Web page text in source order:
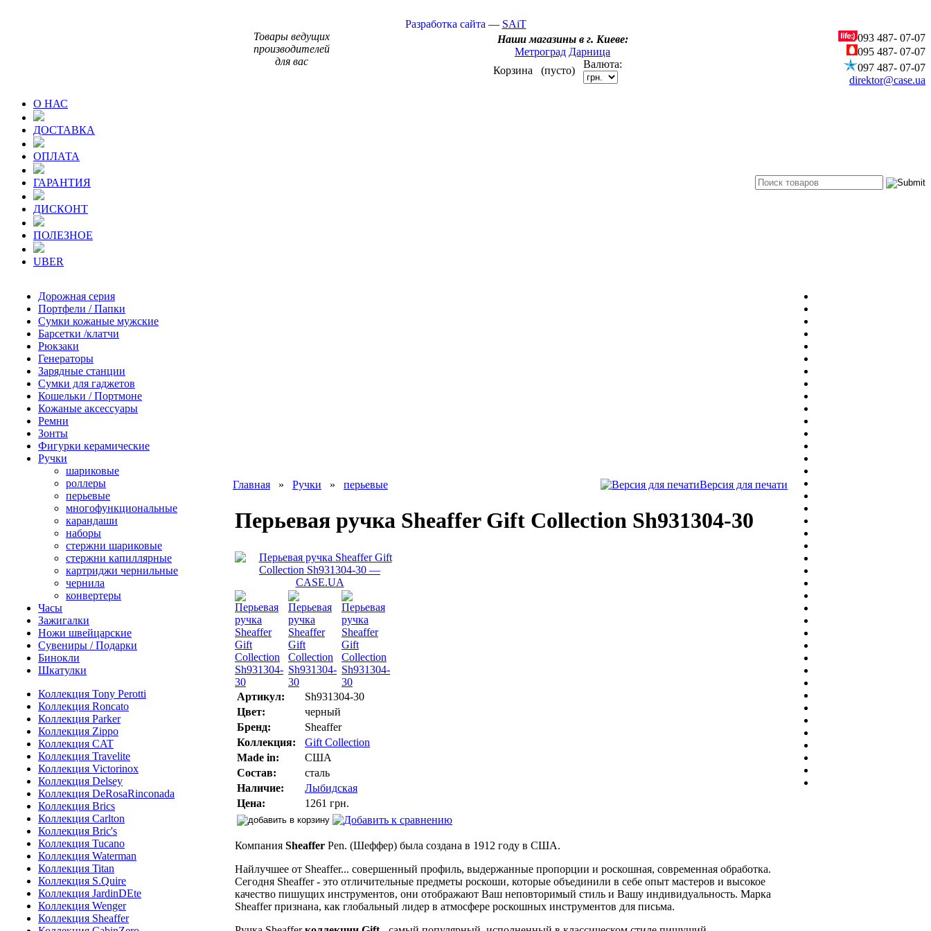
Разработка сайта — SAiT
Товары ведущих
производителей
для вас
Наши магазины в г. Киеве:
Метроград Дарница
Корзина
(пусто)
Валюта:
093 487- 07-07
095 487- 07-07
097 487- 07-07
direktor@case.ua
О НАС
ДОСТАВКА
ОПЛАТА
ГАРАНТИЯ
ДИСКОНТ
ПОЛЕЗНОЕ
UBER
Дорожная серия
Портфели / Папки
Сумки кожаные мужские
Барсетки /клатчи
Рюкзаки
Генераторы
Зарядные станции
Сумки для гаджетов
Кошельки / Портмоне
Кожаные аксессуары
Ремни
Зонты
Фигурки керамические
Ручки
шариковые
роллеры
перьевые
многофункциональные
карандаши
наборы
стержни шариковые
стержни капиллярные
картриджи чернильные
чернила
конвертеры
Часы
Зажигалки
Ножи швейцарские
Сувениры / Подарки
Бинокли
Шкатулки
Коллекция Tony Perotti
Коллекция Roncato
Коллекция Parker
Коллекция Zippo
Коллекция CAT
Коллекция Travelite
Коллекция Victorinox
Коллекция Delsey
Коллекция DeRosaRinconada
Коллекция Brics
Коллекция Carlton
Коллекция Bric's
Коллекция Tucano
Коллекция Waterman
Коллекция Titan
Коллекция S.Quire
Коллекция JardinDEte
Коллекция Wenger
Коллекция Sheaffer
Главная » Ручки » перьевые Версия для печати
Перьевая ручка Sheaffer Gift Collection Sh931304-30
Артикул:
Sh931304-30
Цвет:
черный
Бренд:
Sheaffer
Коллекция:
Gift Collection
Made in:
США
Состав:
сталь
Наличие:
Лыбидская
Цена:
1261 грн.
Компания Sheaffer Pen. (Шеффер) была создана в 1912 году в США.
Найлучшее от Sheaffer... совершенный профиль, выдержанные пропорции и роскошная, современная обработка.
Сегодня Sheaffer - это отличительные предметы роскоши, которые объединили в себе опыт мастеров и высокое
качество пишущих инструментов, они отображают Ваш неповторимый стиль и Вашу индивидуальность. Марка
Sheaffer признана, как глобальный лидер в атмосфере роскошных инструментов для письма.